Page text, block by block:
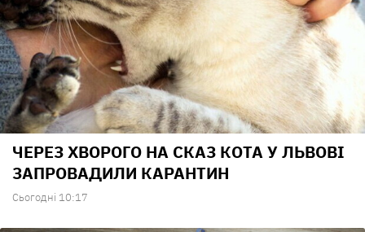
ЧЕРЕЗ ХВОРОГО НА СКАЗ КОТА У ЛЬВОВІ
ЗАПРОВАДИЛИ КАРАНТИН
Сьогодні 10:17